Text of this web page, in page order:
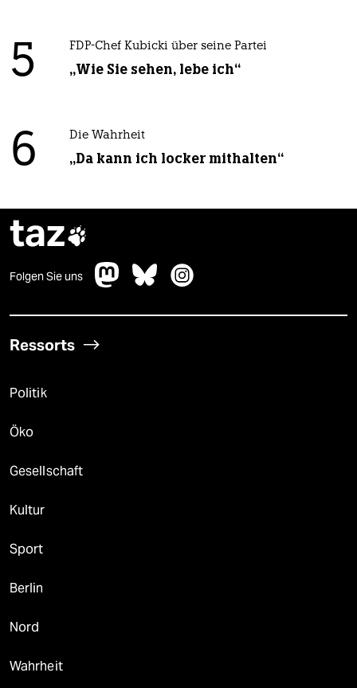
5 FDP-Chef Kubicki über seine Partei
„Wie Sie sehen, lebe ich“
6 Die Wahrheit
„Da kann ich locker mithalten“
taz
Folgen Sie uns
Ressorts
Politik
Öko
Gesellschaft
Kultur
Sport
Berlin
Nord
Wahrheit